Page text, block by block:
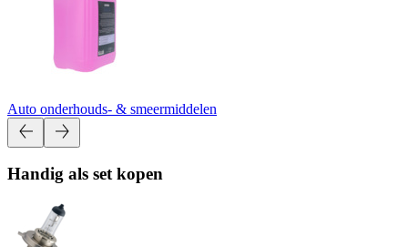
Auto onderhouds- & smeermiddelen
Handig als set kopen